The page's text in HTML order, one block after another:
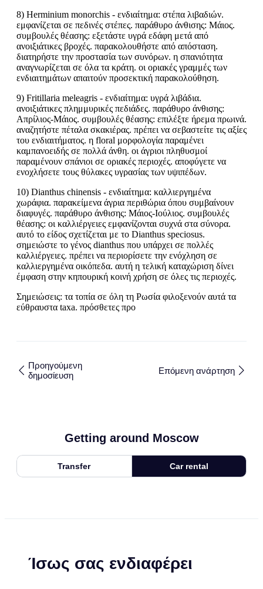
8) Herminium monorchis - ενδιαίτημα: στέπα λιβαδιών.
εμφανίζεται σε πεδινές στέπες. παράθυρο άνθισης: Μάιος.
συμβουλές θέασης: εξετάστε υγρά εδάφη μετά από
ανοιξιάτικες βροχές. παρακολουθήστε από απόσταση.
διατηρήστε την προστασία των συνόρων. η σπανιότητα
αναγνωρίζεται σε όλα τα κράτη. οι οριακές γραμμές των
ενδιαιτημάτων απαιτούν προσεκτική παρακολούθηση.
9) Fritillaria meleagris - ενδιαίτημα: υγρά λιβάδια.
ανοιξιάτικες πλημμυρικές πεδιάδες. παράθυρο άνθισης:
Απρίλιος-Μάιος. συμβουλές θέασης: επιλέξτε ήρεμα πρωινά.
αναζητήστε πέταλα σκακιέρας. πρέπει να σεβαστείτε τις αξίες
του ενδιαιτήματος. η floral μορφολογία παραμένει
καμπανοειδής σε πολλά άνθη. οι άγριοι πληθυσμοί
παραμένουν σπάνιοι σε οριακές περιοχές. αποφύγετε να
ενοχλήσετε τους θύλακες υγρασίας των υψιπέδων.
10) Dianthus chinensis - ενδιαίτημα: καλλιεργημένα
χωράφια. παρακείμενα άγρια περιθώρια όπου συμβαίνουν
διαφυγές. παράθυρο άνθισης: Μάιος-Ιούλιος. συμβουλές
θέασης: οι καλλιέργειες εμφανίζονται συχνά στα σύνορα.
αυτό το είδος σχετίζεται με το Dianthus speciosus.
σημειώστε το γένος dianthus που υπάρχει σε πολλές
καλλιέργειες. πρέπει να περιορίσετε την ενόχληση σε
καλλιεργημένα οικόπεδα. αυτή η τελική καταχώριση δίνει
έμφαση στην κηπουρική κοινή χρήση σε όλες τις περιοχές.
Σημειώσεις: τα τοπία σε όλη τη Ρωσία φιλοξενούν αυτά τα
εύθραυστα taxa. πρόσθετες προ
Προηγούμενη
δημοσίευση
Επόμενη ανάρτηση
Getting around Moscow
Transfer Car rental
Ίσως σας ενδιαφέρει